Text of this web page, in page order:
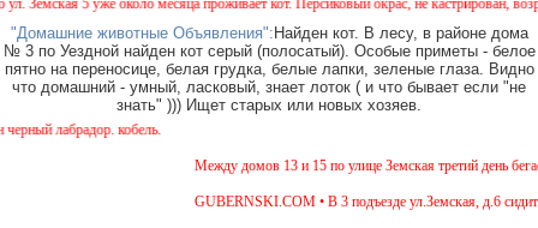
5 уже около месяца проживает кот. Персиковый окрас, не кастрирован,
"Домашние животные Объявления": Найден кот. В лесу, в районе дома
№ 3 по Уездной найден кот серый (полосатый). Особые приметы - белое
пятно на переносице, белая грудка, белые лапки, зеленые глаза. Видно
что домашний - умный, ласковый, знает лоток ( и что бывает если "не
знать" ))) Ищет старых или новых хозяев.
лабрадор. кобель.
Между домов 13 и 15 по улице Земская третий день
GUBERNSKI.COM • В 3 подъезде ул.Земская, д.6